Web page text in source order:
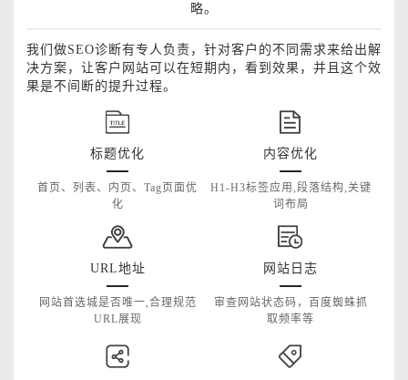
略。
我们做SEO诊断有专人负责，针对客户的不同需求来给出解
决方案，让客户网站可以在短期内，看到效果，并且这个效
果是不间断的提升过程。
标题优化
首页、列表、内页、Tag页面优
化
内容优化
H1-H3标签应用,段落结构,关键
词布局
URL地址
网站首选城是否唯一,合理规范
URL展现
网站日志
审查网站状态码，百度蜘蛛抓
取频率等